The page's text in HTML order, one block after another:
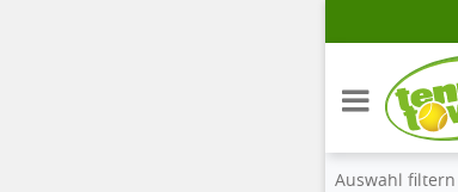
Auswahl filtern